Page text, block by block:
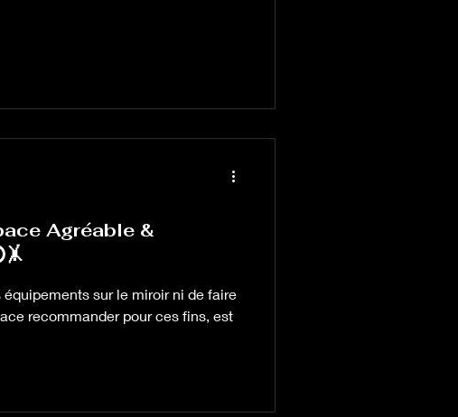
Agréable &
sur le miroir ni de faire
recommander pour ces fins, est